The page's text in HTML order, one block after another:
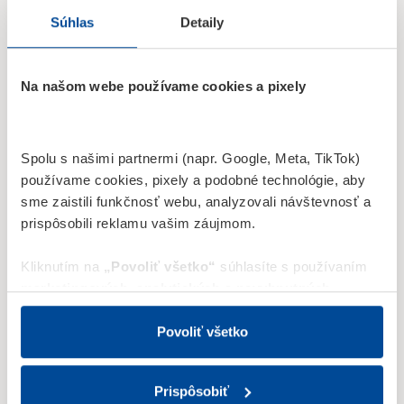
Súhlas Detaily
Na našom webe používame cookies a pixely
Spolu s našimi partnermi (napr. Google, Meta, TikTok)
používame cookies, pixely a podobné technológie, aby
sme zaistili funkčnosť webu, analyzovali návštevnosť a
prispôsobili reklamu vašim záujmom.
Kliknutím na „Povoliť všetko“ súhlasíte s používaním
marketingových, analytickýcha nevyhnutných
cookies.Tieto cookies používame na (i) cielenie a
personalizáciu obsahu a reklám; (ii) štatistické merania
návštevnosti; a na (iii) optimalizáciu a funkčnosť webu.
cielene reklamy na sociálnych sieťach cez Custom
Povoliť všetko
Prispôsobiť
prichádza zdola, od obyvateľov, v našom prípade
zamestnancov, ktorí túžia po lepších mestách pre život.
20.05.2025 Podporujeme
PSS podporí 10 nápadov, ktoré menia verejné